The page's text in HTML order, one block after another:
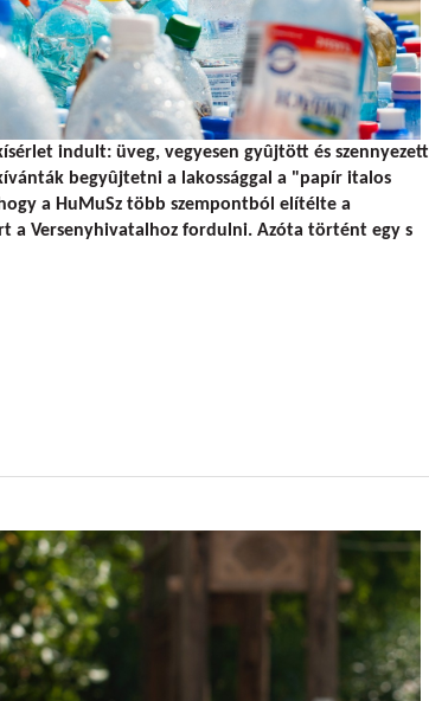
indult: üveg, vegyesen gyûjtött és szennyezett
begyûjtetni a lakossággal a "papír italos
a HuMuSz több szempontból elítélte a
a Versenyhivatalhoz fordulni. Azóta történt egy s